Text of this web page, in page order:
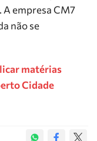
empresa CM7
não se
matérias
Cidade